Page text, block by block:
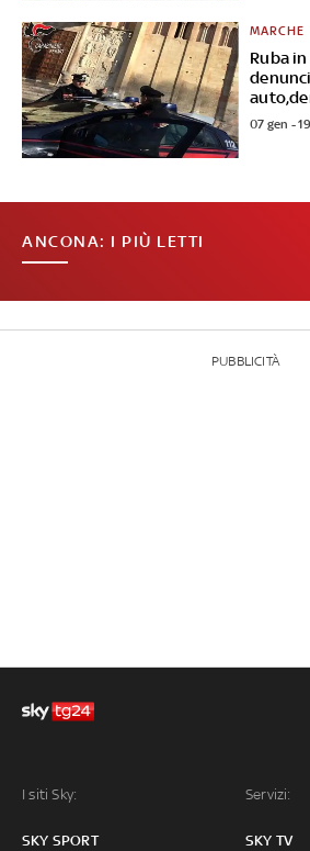
Ruba
MARCHE
07 gen -
ANCONA: I PIÙ LETTI
PUBBLICITÀ
I siti Sky:
SKY SPORT
Servizi:
SKY TV